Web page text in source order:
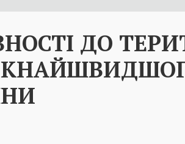
ДО